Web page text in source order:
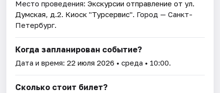
Место проведения:Экскурсии отправление от ул.
Думская, д.2. Киоск "Турсервис". Город — Санкт-
Петербург.
Когда запланирован событие?
Дата и время:22 июля 2026 • среда • 10:00.
Сколько стоит билет?